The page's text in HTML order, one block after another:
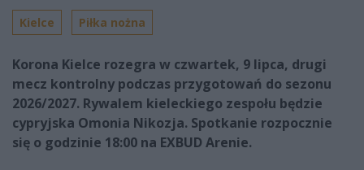
Kielce Piłka nożna
Korona Kielce rozegra w czwartek, 9 lipca, drugi
mecz kontrolny podczas przygotowań do sezonu
2026/2027. Rywalem kieleckiego zespołu będzie
cypryjska Omonia Nikozja. Spotkanie rozpocznie
się o godzinie 18:00 na EXBUD Arenie.